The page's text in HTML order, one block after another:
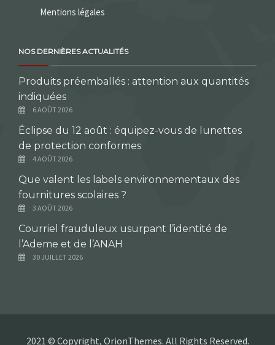
Mentions légales
NOS DERNIÈRES ACTUALITÉS
Produits préemballés : attention aux quantités
indiquées
6 AOÛT 2026
Éclipse du 12 août : équipez-vous de lunettes
de protection conformes
4 AOÛT 2026
Que valent les labels environnementaux des
fournitures scolaires ?
3 AOÛT 2026
Courriel frauduleux usurpant l’identité de
l’Ademe et de l’ANAH
30 JUILLET 2026
2021 © Copyright, OrionThemes. All Rights Reserved.